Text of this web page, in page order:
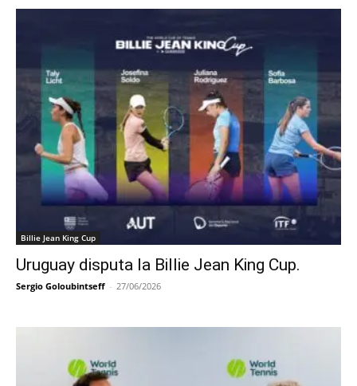
Billie Jean King Cup
Uruguay disputa la Billie Jean King Cup.
Sergio Goloubintseff - 27/06/2026